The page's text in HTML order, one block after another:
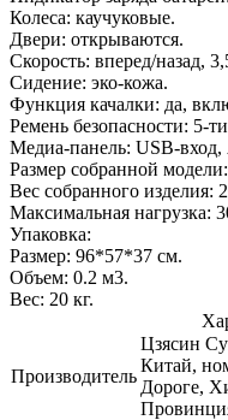
Колеса: каучуковые.
Двери: открываются.
Скорость: вперед/назад,
Сидение: эко-кожа.
Функция качалки: да,
Ремень безопасности: 5-
Медиа-панель: USB-
Размер собранной
Вес собранного изделия:
Максимальная нагрузка:
Упаковка:
Размер: 96*57*37 см.
Объем: 0.2 м3.
Вес: 20 кг.
Производитель
Цзясин
Китай,
Дороге,